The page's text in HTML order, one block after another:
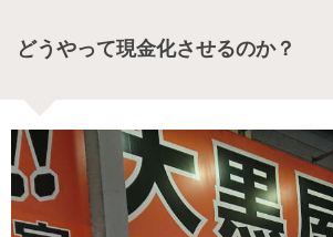
どうやって現金化させるのか？